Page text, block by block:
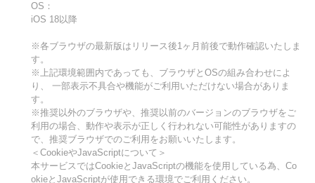
OS：
iOS 18以降
※各ブラウザの最新版はリリース後1ヶ月前後で動作確認いたしま
す。
※上記環境範囲内であっても、ブラウザとOSの組み合わせによ
り、 一部表示不具合や機能がご利用いただけない場合がありま
す。
※推奨以外のブラウザや、推奨以前のバージョンのブラウザをご
利用の場合、動作や表示が正しく行われない可能性がありますの
で、推奨ブラウザでのご利用をお願いいたします。
＜CookieやJavaScriptについて＞
本サービスではCookieとJavaScriptの機能を使用している為、Co
okieとJavaScriptが使用できる環境でご利用ください。